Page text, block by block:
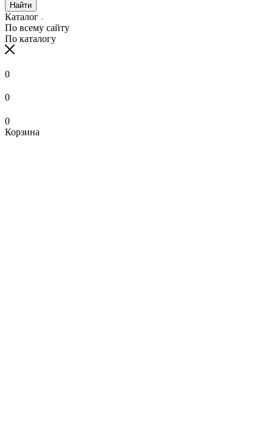
Найти
Каталог
По всему сайту
По каталогу
0
0
0
Корзина